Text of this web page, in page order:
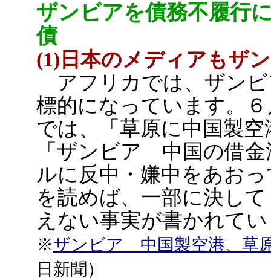
ザンビアを債務不履行
債
(1)日本のメディアもザ
アフリカでは、ザン
標的になっています。
では、「草原に中国製
「ザンビア 中国の借
ルに反中・嫌中をあお
を読めば、一部に決し
えない事実が書かれて
※ザンビア 中国製空港、草
日新聞）